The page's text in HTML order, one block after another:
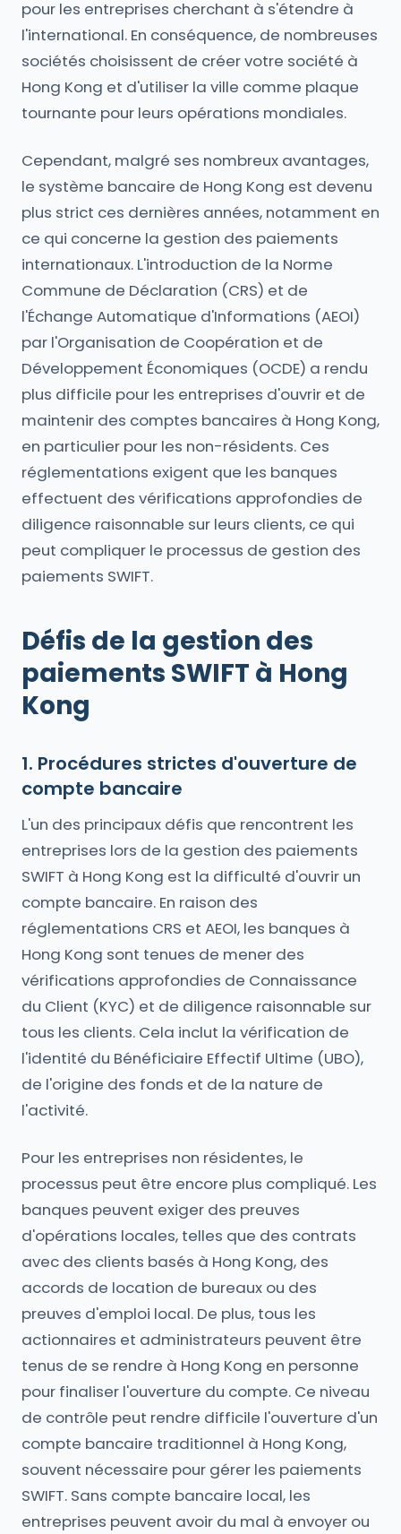
pour les entreprises cherchant à s'étendre à
l'international. En conséquence, de nombreuses
sociétés choisissent de créer votre société à
Hong Kong et d'utiliser la ville comme plaque
tournante pour leurs opérations mondiales.
Cependant, malgré ses nombreux avantages,
le système bancaire de Hong Kong est devenu
plus strict ces dernières années, notamment en
ce qui concerne la gestion des paiements
internationaux. L'introduction de la Norme
Commune de Déclaration (CRS) et de
l'Échange Automatique d'Informations (AEOI)
par l'Organisation de Coopération et de
Développement Économiques (OCDE) a rendu
plus difficile pour les entreprises d'ouvrir et de
maintenir des comptes bancaires à Hong Kong,
en particulier pour les non-résidents. Ces
réglementations exigent que les banques
effectuent des vérifications approfondies de
diligence raisonnable sur leurs clients, ce qui
peut compliquer le processus de gestion des
paiements SWIFT.
Défis de la gestion des
paiements SWIFT à Hong
Kong
1. Procédures strictes d'ouverture de
compte bancaire
L'un des principaux défis que rencontrent les
entreprises lors de la gestion des paiements
SWIFT à Hong Kong est la difficulté d'ouvrir un
compte bancaire. En raison des
réglementations CRS et AEOI, les banques à
Hong Kong sont tenues de mener des
vérifications approfondies de Connaissance
du Client (KYC) et de diligence raisonnable sur
tous les clients. Cela inclut la vérification de
l'identité du Bénéficiaire Effectif Ultime (UBO),
de l'origine des fonds et de la nature de
l'activité.
Pour les entreprises non résidentes, le
processus peut être encore plus compliqué. Les
banques peuvent exiger des preuves
d'opérations locales, telles que des contrats
avec des clients basés à Hong Kong, des
accords de location de bureaux ou des
preuves d'emploi local. De plus, tous les
actionnaires et administrateurs peuvent être
tenus de se rendre à Hong Kong en personne
pour finaliser l'ouverture du compte. Ce niveau
de contrôle peut rendre difficile l'ouverture d'un
compte bancaire traditionnel à Hong Kong,
souvent nécessaire pour gérer les paiements
SWIFT. Sans compte bancaire local, les
entreprises peuvent avoir du mal à envoyer ou